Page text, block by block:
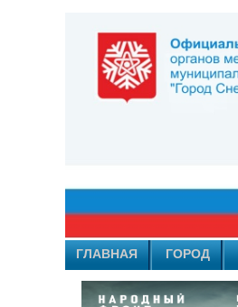
ГЛАВНАЯ ГОРОД